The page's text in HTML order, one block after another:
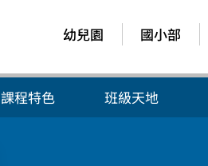
幼兒園 國小部
課程特色 班級天地